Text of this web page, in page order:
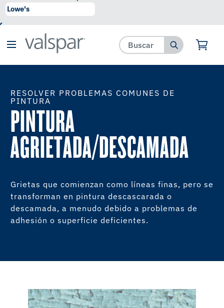
se ha agregado a favoritos.
RESOLVER PROBLEMAS COMUNES DE
PINTURA
PINTURA
AGRIETADA/DESCAMADA
Grietas que comienzan como líneas finas, pero se
transforman en pintura descascarada o
descamada, a menudo debido a problemas de
adhesión o superficie deficientes.